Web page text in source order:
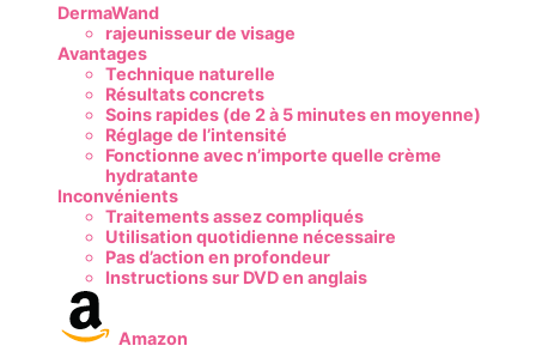
DermaWand
rajeunisseur de visage
Avantages
Technique naturelle
Résultats concrets
Soins rapides (de 2 à 5 minutes en moyenne)
Réglage de l’intensité
Fonctionne avec n’importe quelle crème
hydratante
Inconvénients
Traitements assez compliqués
Utilisation quotidienne nécessaire
Pas d’action en profondeur
Instructions sur DVD en anglais
Amazon